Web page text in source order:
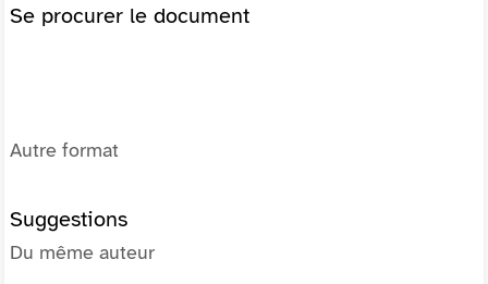
Se procurer le document
Autre format
Suggestions
Du même auteur